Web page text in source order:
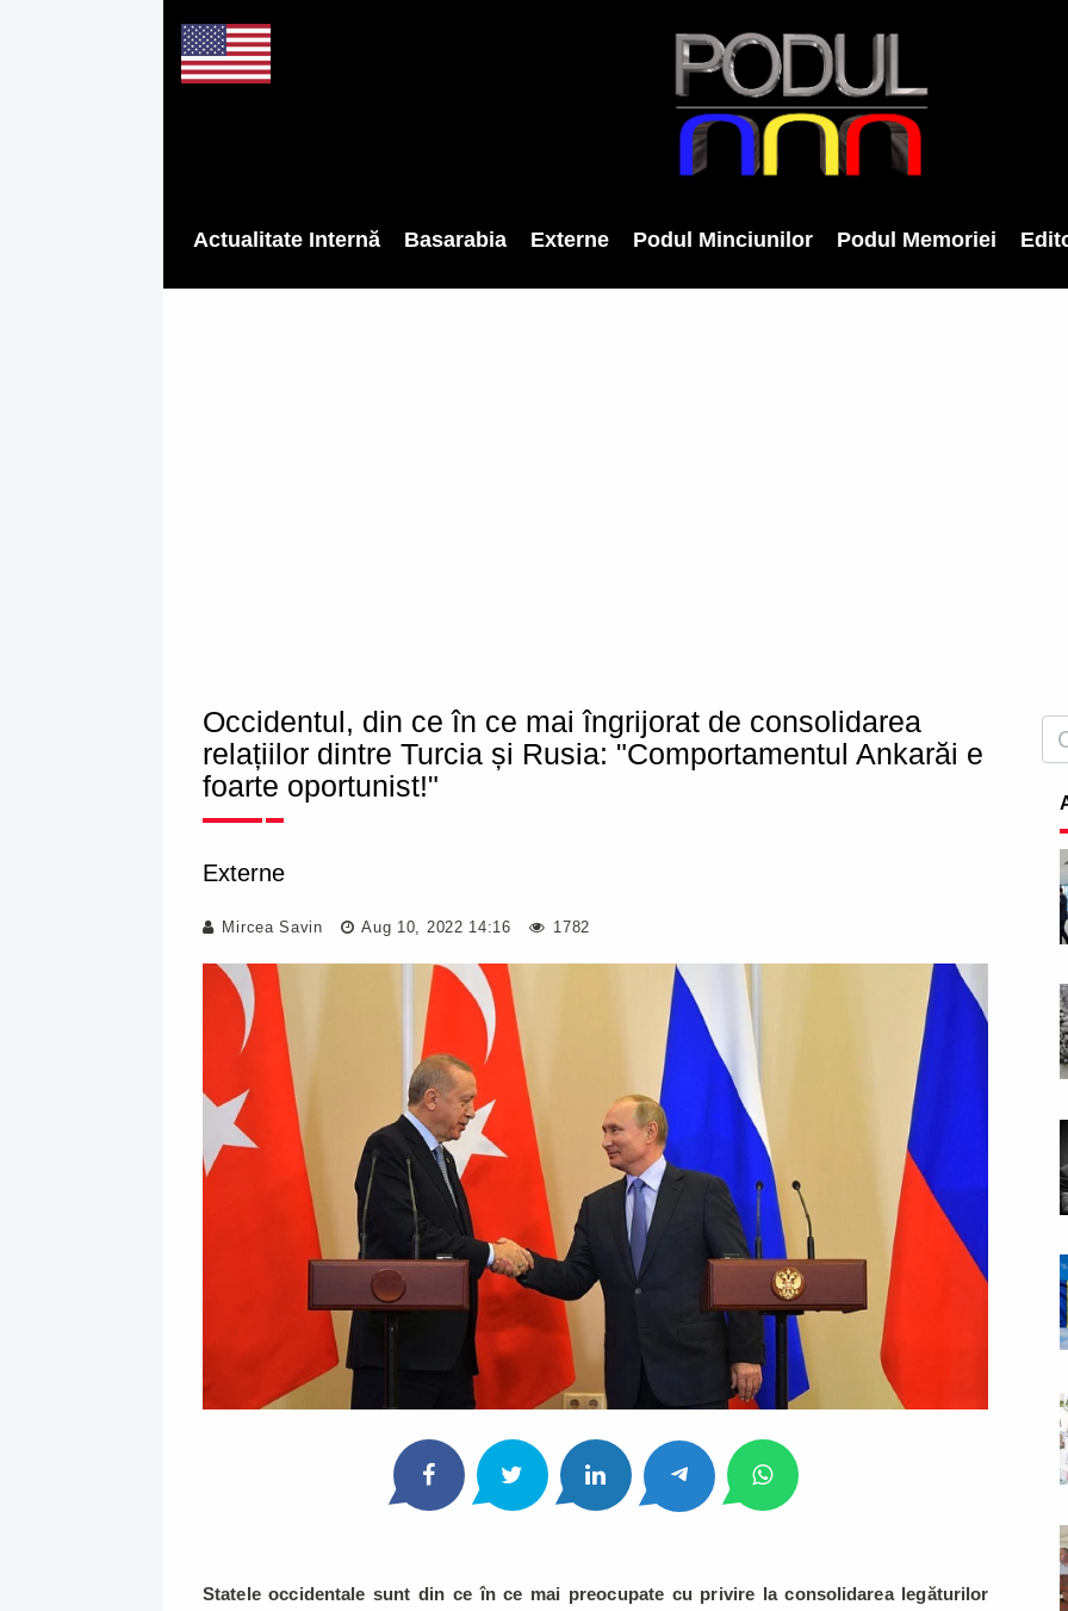
Actualitate Internă Basarabia Externe Podul Minciunilor Podul Memoriei
Occidentul, din ce în ce mai îngrijorat de consolidarea
relațiilor dintre Turcia și Rusia: "Comportamentul Ankarăi e
foarte oportunist!"
Externe
Mircea Savin Aug 10, 2022 14:16 1782
Statele occidentale sunt din ce în ce mai preocupate cu privire la consolidarea legăturilor